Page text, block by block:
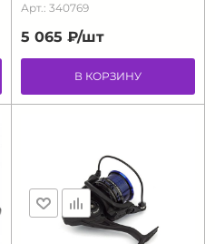
Арт.: 340769
5 065 ₽/шт
В КОРЗИНУ